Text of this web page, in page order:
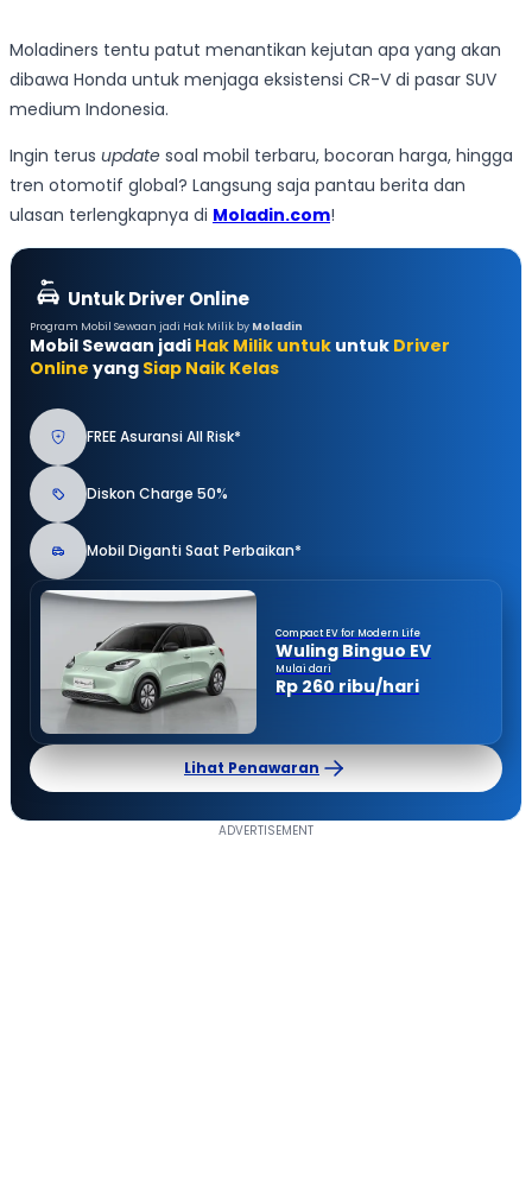
Moladiners tentu patut menantikan kejutan apa yang akan
dibawa Honda untuk menjaga eksistensi CR-V di pasar SUV
medium Indonesia.
Ingin terus update soal mobil terbaru, bocoran harga, hingga
tren otomotif global? Langsung saja pantau berita dan
ulasan terlengkapnya di Moladin.com!
Untuk Driver Online
Program Mobil Sewaan jadi Hak Milik by Moladin
Mobil Sewaan jadi Hak Milik untuk untuk Driver
Online yang Siap Naik Kelas
FREE Asuransi All Risk*
Diskon Charge 50%
Mobil Diganti Saat Perbaikan*
Compact EV for Modern Life
Wuling Binguo EV
Mulai dari
Rp 260 ribu/hari
Lihat Penawaran